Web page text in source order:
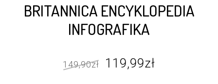
BRITANNICA ENCYKLOPEDIA
INFOGRAFIKA
149,90zł
Pierwotna
119,99zł